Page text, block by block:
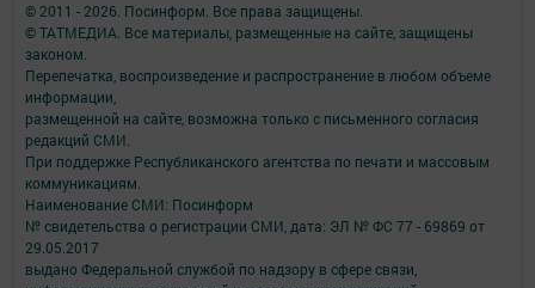
© 2011 - 2026. Посинформ. Все права защищены.
© ТАТМЕДИА. Все материалы, размещенные на сайте, защищены
законом.
Перепечатка, воспроизведение и распространение в любом объеме
информации,
размещенной на сайте, возможна только с письменного согласия
редакций СМИ.
При поддержке Республиканского агентства по печати и массовым
коммуникациям.
Наименование СМИ: Посинформ
№ свидетельства о регистрации СМИ, дата: ЭЛ № ФС 77 - 69869 от
29.05.2017
выдано Федеральной службой по надзору в сфере связи,